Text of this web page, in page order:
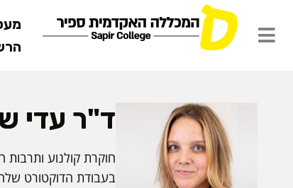
ד"ר עדי
חוקרת קולנוע
בעבודת הדוקטורט